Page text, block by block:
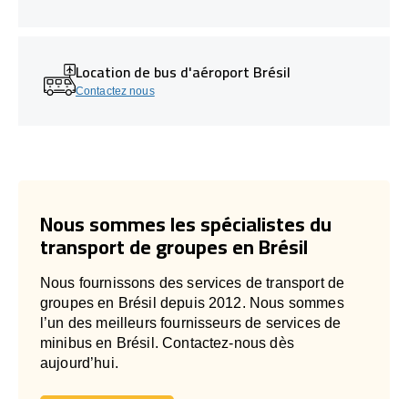
Location de bus d'aéroport Brésil
Contactez nous
Nous sommes les spécialistes du
transport de groupes en Brésil
Nous fournissons des services de transport de
groupes en Brésil depuis 2012. Nous sommes
l’un des meilleurs fournisseurs de services de
minibus en Brésil. Contactez-nous dès
aujourd’hui.